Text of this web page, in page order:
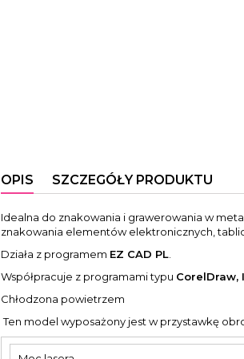
OPIS SZCZEGÓŁY PRODUKTU
Idealna do znakowania i grawerowania w
znakowania elementów elektronicznych,
Działa z programem EZ CAD PL
Współpracuje z programami typu CorelDraw,
Chłodzona powietrzem
Ten model wyposażony jest w przystawkę